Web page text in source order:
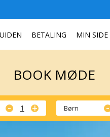
BETALING MIN SIDE
BOOK MØDE
BOOK MØDE
- + Børn -